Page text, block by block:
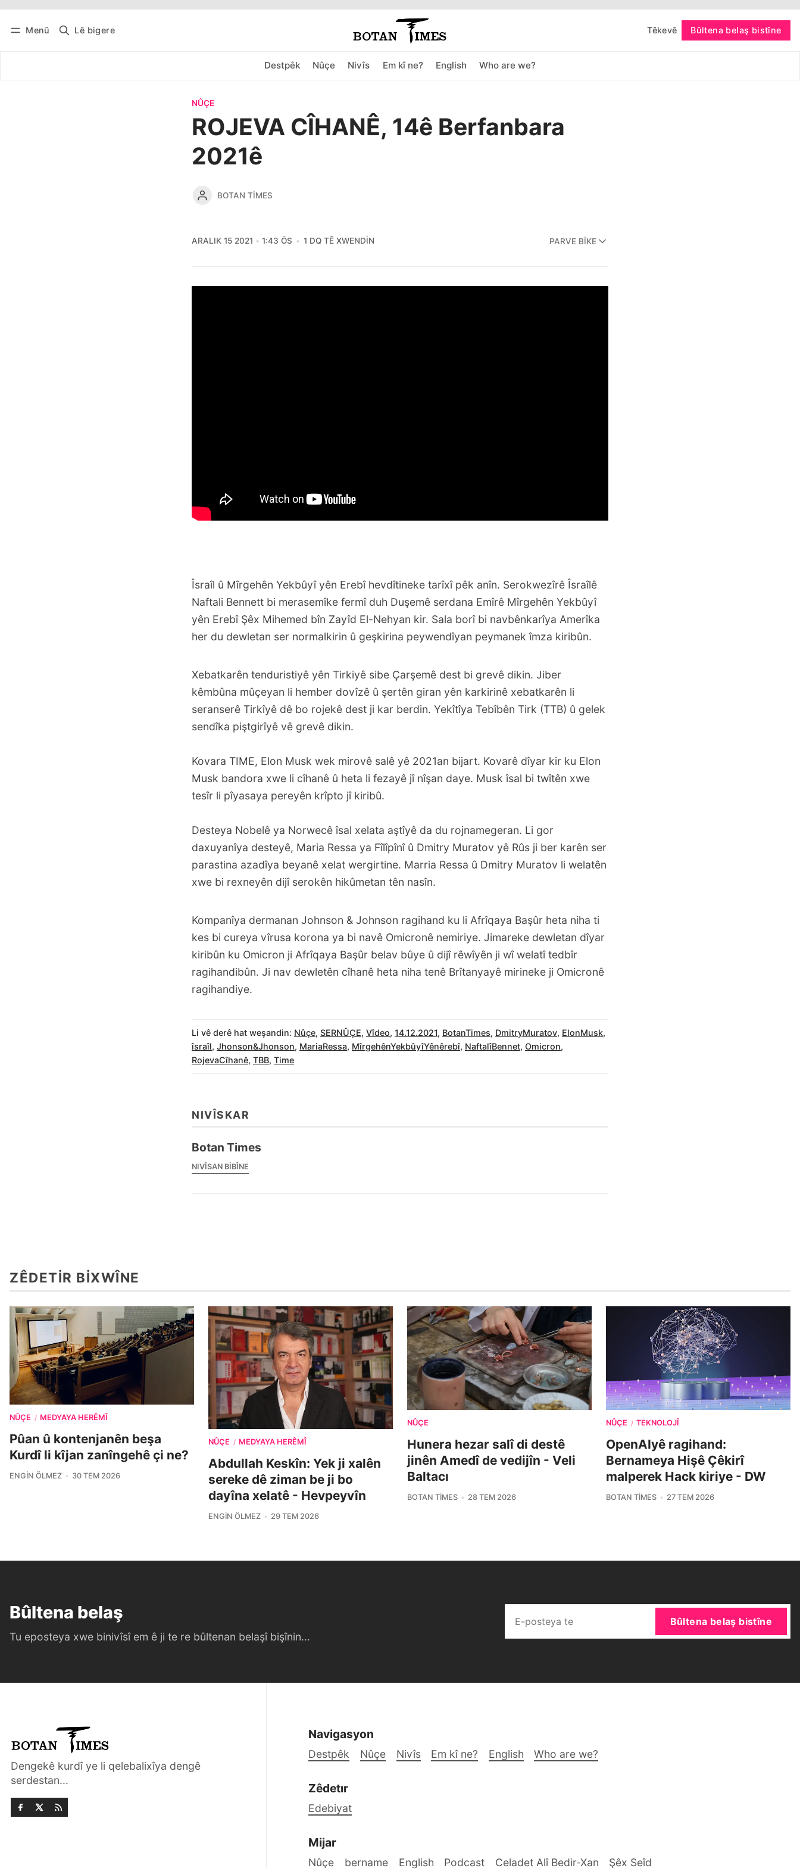
Menû Lê bigere Têkevê Bûltena belaş bistîne
Destpêk Nûçe Nivîs Em kî ne? English Who are we?
Têkevê Bûltena belaş bistîne bişopîne
NÛÇE
ROJEVA CÎHANÊ, 14ê Berfanbara
2021ê
BOTAN TIMES
ARALIK 15 2021 1:43 ÖS 1 DQ TÊ XWENDIN PARVE BIKE
Îsraîl û Mîrgehên Yekbûyî yên Erebî hevdîtineke tarîxî pêk anîn. Serokwezîrê Îsraîlê
Naftali Bennett bi merasemîke fermî duh Duşemê serdana Emîrê Mîrgehên Yekbûyî
yên Erebî Şêx Mihemed bîn Zayîd El-Nehyan kir. Sala borî bi navbênkarîya Amerîka
her du dewletan ser normalkirin û geşkirina peywendîyan peymanek îmza kiribûn.
Xebatkarên tenduristiyê yên Tirkiyê sibe Çarşemê dest bi grevê dikin. Jiber
kêmbûna mûçeyan li hember dovîzê û şertên giran yên karkirinê xebatkarên li
seranserê Tirkîyê dê bo rojekê dest ji kar berdin. Yekîtîya Tebîbên Tirk (TTB) û gelek
sendîka piştgirîyê vê grevê dikin.
Kovara TIME, Elon Musk wek mirovê salê yê 2021an bijart. Kovarê dîyar kir ku Elon
Musk bandora xwe li cîhanê û heta li fezayê jî nîşan daye. Musk îsal bi twîtên xwe
tesîr li pîyasaya pereyên krîpto jî kiribû.
Desteya Nobelê ya Norwecê îsal xelata aştîyê da du rojnamegeran. Li gor
daxuyanîya desteyê, Maria Ressa ya Fîlîpînî û Dmitry Muratov yê Rûs ji ber karên ser
parastina azadîya beyanê xelat wergirtine. Marria Ressa û Dmitry Muratov li welatên
xwe bi rexneyên dijî serokên hikûmetan tên nasîn.
Kompanîya dermanan Johnson & Johnson ragihand ku li Afrîqaya Başûr heta niha ti
kes bi cureya vîrusa korona ya bi navê Omicronê nemiriye. Jimareke dewletan dîyar
kiribûn ku Omicron ji Afrîqaya Başûr belav bûye û dijî rêwîyên ji wî welatî tedbîr
ragihandibûn. Ji nav dewletên cîhanê heta niha tenê Brîtanyayê mirineke ji Omicronê
ragihandiye.
Li vê derê hat weşandin: Nûçe, SERNÛÇE, Vîdeo, 14.12.2021, BotanTimes, DmitryMuratov, ElonMusk,
îsraîl, Jhonson&Jhonson, MariaRessa, MîrgehênYekbûyîYênêrebî, NaftalîBennet, Omicron,
RojevaCîhanê, TBB, Time
NIVÎSKAR
Botan Times
NIVÎSAN BIBÎNE
ZÊDETIR BIXWÎNE
NÛÇE / MEDYAYA HERÊMÎ
Pûan û kontenjanên beşa
Kurdî li kîjan zanîngehê çi ne?
ENGIN ÖLMEZ 30 TEM 2026
NÛÇE / MEDYAYA HERÊMÎ
Abdullah Keskîn: Yek ji xalên
sereke dê ziman be ji bo
dayîna xelatê - Hevpeyvîn
ENGIN ÖLMEZ 29 TEM 2026
NÛÇE
Hunera hezar salî di destê
jinên Amedî de vedijîn - Veli
Baltacı
BOTAN TIMES 28 TEM 2026
NÛÇE / TEKNOLOJÎ
OpenAIyê ragihand:
Bernameya Hişê Çêkirî
malperek Hack kiriye - DW
BOTAN TIMES 27 TEM 2026
Bûltena belaş
Tu eposteya xwe binivîsî em ê ji te re bûltenan belaşî bişînin...
Bûltena belaş bistîne
Dengekê kurdî ye li qelebalixîya dengê
serdestan...
Navigasyon
Destpêk Nûçe Nivîs Em kî ne? English Who are we?
Zêdetır
Edebiyat
Mijar
Nûçe bername English Podcast Celadet Alî Bedir-Xan Şêx Seîd